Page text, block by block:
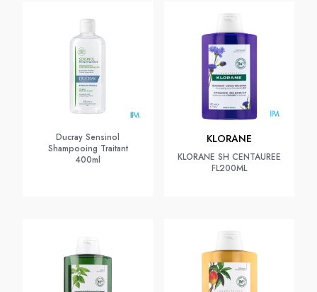
Ducray Sensinol
Shampooing Traitant
400ml
KLORANE
KLORANE SH CENTAUREE
FL200ML